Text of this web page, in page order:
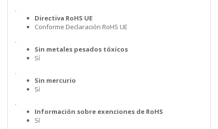
.
Directiva RoHS UE
Conforme Declaración RoHS UE
.
Sin metales pesados tóxicos
Sí
.
Sin mercurio
Sí
.
Información sobre exenciones de RoHS
Sí